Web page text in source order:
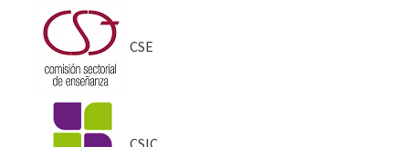
CSE
CSIC